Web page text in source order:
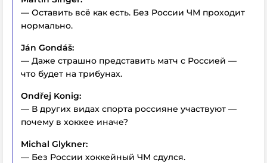
— Оставить всё как есть. Без России ЧМ проходит
нормально.
Ján Gondáš:
— Даже страшно представить матч с Россией —
что будет на трибунах.
Ondřej Konig:
— В других видах спорта россияне участвуют —
почему в хоккее иначе?
Michal Glykner:
— Без России хоккейный ЧМ сдулся.